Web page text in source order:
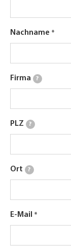
Nachname
Firma ?
PLZ ?
Ort ?
E-Mail